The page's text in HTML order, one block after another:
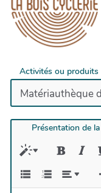
Activités ou
Présentation de